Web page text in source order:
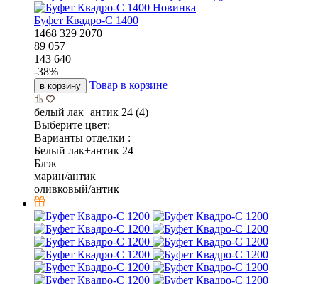
Новинка
Буфет Квадро-С 1400
1468 329 2070
89 057
143 640
-38%
в корзину Товар в корзине
белый лак+антик 24 (4)
Выберите цвет:
Варианты отделки :
Белый лак+антик 24
Блэк
марин/антик
оливковый/антик